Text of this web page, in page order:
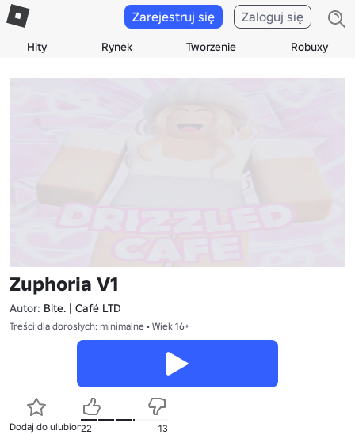
Hity Rynek Tworzenie Robuxy
Zarejestruj się Zaloguj się
Zuphoria V1
Autor: Bite. | Café LTD
Treści dla dorosłych: minimalne • Wiek 16+
Dodaj do ulubionych
22 13